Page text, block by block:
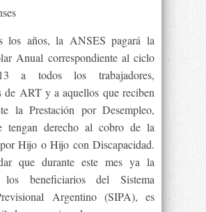
los años, la ANSES pagará la
Anual correspondiente al ciclo
a todos los trabajadores,
de ART y a aquellos que reciben
la Prestación por Desempleo,
tengan derecho al cobro de la
Hijo o Hijo con Discapacidad.
que durante este mes ya la
los beneficiarios del Sistema
Argentino (SIPA), es